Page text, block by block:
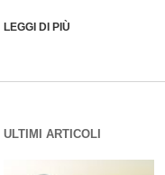
LEGGI DI PIÙ
ULTIMI ARTICOLI